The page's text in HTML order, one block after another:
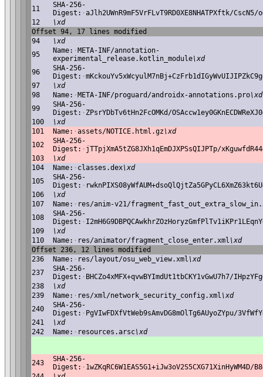
11
SHA-256-
Digest: ·aJlh2UWnR9mF5VrFLvT9RD0XE8NHATPXftk/CscN5/
12
\xd
Offset 94, 17 lines modified
94
\xd
95
Name: · META-INF/annotation-
experimental_release.kotlin_module\xd
96
SHA-256-
Digest: ·
97
\xd
98
Name: · META-INF/proguard/androidx-annotations.pro\xd
99
SHA-256-
Digest: · ZPsrYDbTv6tHn2FcOMKd/
100
\xd
101
Name: ·assets/NOTICE.html.gz\xd
102
SHA-256-
Digest: · jTTpjXmA5tZG8JXh1qEmDJXPSsQIJPTp/
103
\xd
104
Name: · classes.dex\xd
105
SHA-256-
Digest: ·
106
\xd
107
Name: · res/anim-v21/
108
SHA-256-
Digest: ·
109
\xd
110
Name: · res/animator/fragment_close_enter.xml \xd
Offset 236, 12 lines modified
236
Name: · res/layout/osu_web_view.xml \xd
237
SHA-256-
Digest: · BHCZo4xMFX+qvwBYImdUt1tbCKY1vGwU7h7/
238
\xd
239
Name: · res/xml/network_security_config.xml \xd
240
SHA-256-
Digest: · PgVIwFDXfVtWeb9sAmvDG8mOlTg6AUyoZYpu/
241
\xd
242
Name: · resources.arsc\xd
243
SHA-256-
Digest: · 1wZKqRC6W1EAS5G1+iJw3oV2S5CXG71XinHyWM4D/